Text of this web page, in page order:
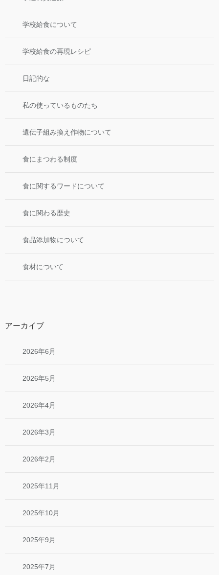
学校給食について
学校給食の再現レシピ
日記的な
私の使っているものたち
遺伝子組み換え作物について
食にまつわる制度
食に関するワードについて
食に関わる歴史
食品添加物について
食材について
アーカイブ
2026年6月
2026年5月
2026年4月
2026年3月
2026年2月
2025年11月
2025年10月
2025年9月
2025年7月